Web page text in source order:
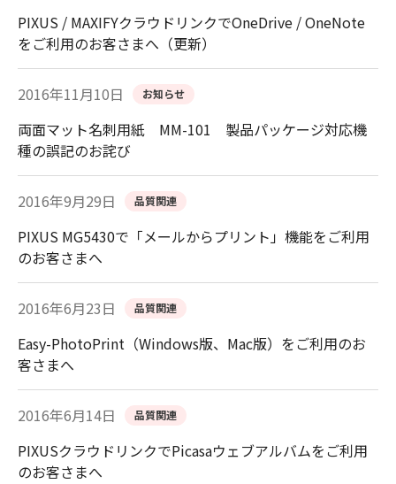
PIXUS / MAXIFYクラウドリンクでOneDrive / OneNote
をご利用のお客さまへ（更新）
2016年11月10日 お知らせ
両面マット名刺用紙 MM-101 製品パッケージ対応機
種の誤記のお詫び
2016年9月29日 品質関連
PIXUS MG5430で「メールからプリント」機能をご利用
のお客さまへ
2016年6月23日 品質関連
Easy-PhotoPrint（Windows版、Mac版）をご利用のお
客さまへ
2016年6月14日 品質関連
PIXUSクラウドリンクでPicasaウェブアルバムをご利用
のお客さまへ